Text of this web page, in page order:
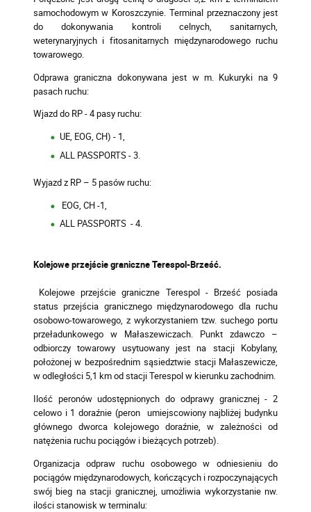
samochodowym w Koroszczynie. Terminal przeznaczony jest
do dokonywania kontroli celnych, sanitarnych,
weterynaryjnych i fitosanitarnych międzynarodowego ruchu
towarowego.
Odprawa graniczna dokonywana jest w m. Kukuryki na 9
pasach ruchu:
Wjazd do RP - 4 pasy ruchu:
UE, EOG, CH) - 1,
ALL PASSPORTS - 3.
Wyjazd z RP – 5 pasów ruchu:
EOG, CH -1,
ALL PASSPORTS - 4.
Kolejowe przejście graniczne Terespol-Brześć.
Kolejowe przejście graniczne Terespol - Brześć posiada
status przejścia granicznego międzynarodowego dla ruchu
osobowo-towarowego, z wykorzystaniem tzw. suchego portu
przeładunkowego w Małaszewiczach. Punkt zdawczo –
odbiorczy towarowy usytuowany jest na stacji Kobylany,
położonej w bezpośrednim sąsiedztwie stacji Małaszewicze,
w odległości 5,1 km od stacji Terespol w kierunku zachodnim.
Ilość peronów udostępnionych do odprawy granicznej - 2
celowo i 1 doraźnie (peron umiejscowiony najbliżej budynku
głównego dworca kolejowego doraźnie, w zależności od
natężenia ruchu pociągów i bieżących potrzeb).
Organizacja odpraw ruchu osobowego w odniesieniu do
pociągów międzynarodowych, kończących i rozpoczynających
swój bieg na stacji granicznej, umożliwia wykorzystanie nw.
ilości stanowisk w terminalu: